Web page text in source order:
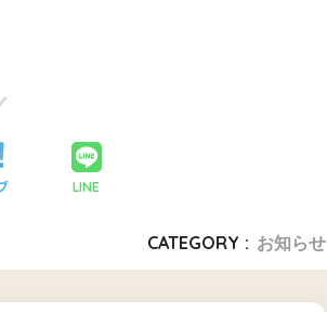
LINE
CATEGORY : お知らせ